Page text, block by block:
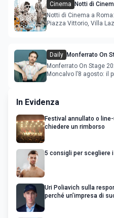
Cinema
Notti di
agosto
Notti di Cinema a
Piazza Vittorio, Villa
Daily Monferrato On
Monferrato On Stage
Moncalvo l’8 agosto: il
In Evidenza
Festival annullato o
chiedere un rimborso
5 consigli per scegliere
Uri Poliavich sulla
perché un’impresa di